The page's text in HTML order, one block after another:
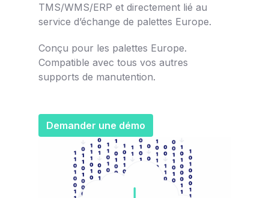
TMS/WMS/ERP et directement lié au
service d’échange de palettes Europe.
Conçu pour les palettes Europe.
Compatible avec tous vos autres
supports de manutention.
Demander une démo